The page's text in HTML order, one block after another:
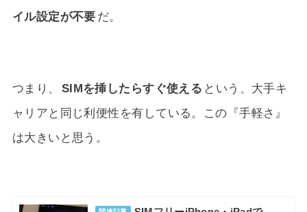
イル設定が不要 だ。
つまり、 SIMを挿したらすぐ使える という、大手キ
ャリアと同じ利便性を有している。この『手軽さ』
は大きいと思う。